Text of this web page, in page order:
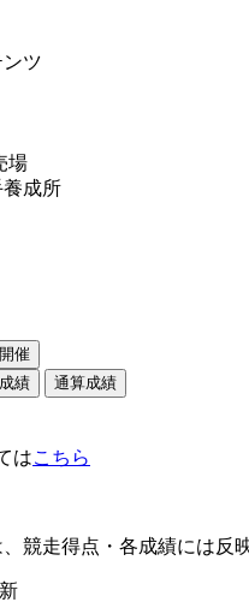
ツ
場
養成所
催
績
通算成績
はこちら
競走得点・各成績には反